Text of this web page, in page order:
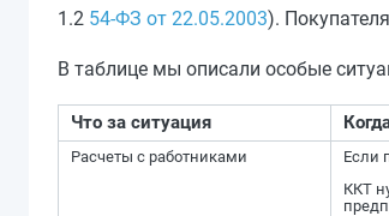
1.2 54-ФЗ от 22.05.2003).
В таблице мы описали особые
Что за ситуация
Расчеты с работниками
Если
ККТ